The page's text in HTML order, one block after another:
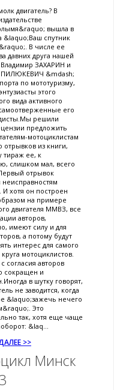
двигатель? В
вышла в
&laquo;Ваш спутник
В числе ее
давних друга нашей
ЗАХАРИН и
ПИЛЮКЕВИЧ &mdash;
по мототуризму,
этого
вида активного
его
решили
предложить
мотоциклистам
отрывков из книги,
тираж ее, к
слишком мал, всего
отрывок
И хотя он построен
на примере
двигателя ММВЗ, все
авторов,
имеют силу и для
а потому будут
интерес для самого
мотоциклистов.
согласия авторов
сокращен и
в шутку говорят,
не заводится, когда
&laquo;зажечь нечего
Это
так, хотя еще чаще
&laq...
>>
Минск